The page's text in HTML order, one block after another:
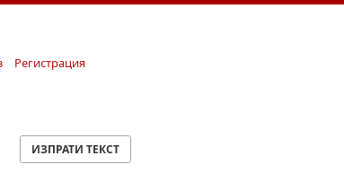
Регистрация
ИЗПРАТИ ТЕКСТ